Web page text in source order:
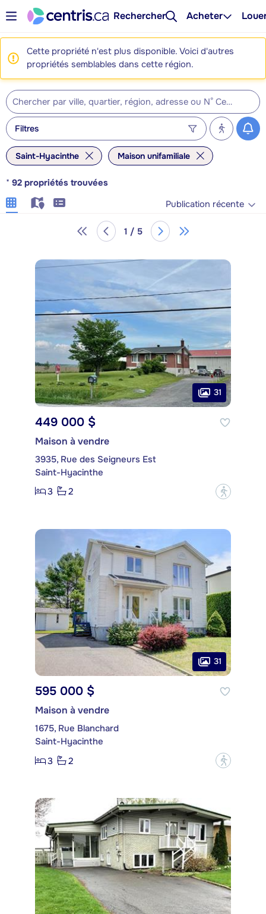
Rechercher Acheter
Cette propriété n'est plus disponible. Voici d'autres
propriétés semblables dans cette région.
Filtres
Saint-Hyacinthe Maison unifamiliale
* 92 propriétés trouvées
Publication récente
1 / 5
31
449 000 $
Maison à vendre
3935, Rue des Seigneurs Est
Saint-Hyacinthe
3
2 ?
31
595 000 $
Maison à vendre
1675, Rue Blanchard
Saint-Hyacinthe
3
2 ?